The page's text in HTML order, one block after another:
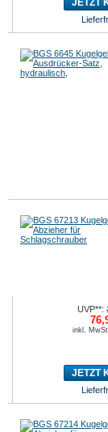
JETZT
UVP**:
inkl.
JETZT